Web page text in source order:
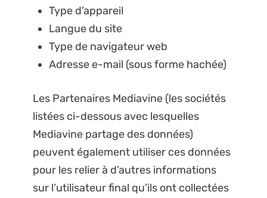
Type d’appareil
Langue du site
Type de navigateur web
Adresse e-mail (sous forme hachée)
Les Partenaires Mediavine (les sociétés
listées ci-dessous avec lesquelles
Mediavine partage des données)
peuvent également utiliser ces données
pour les relier à d’autres informations
sur l’utilisateur final qu’ils ont collectées